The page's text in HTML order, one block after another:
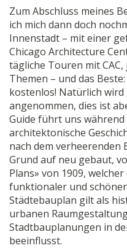
Zum Abschluss meines
ich mich dann doch
Innenstadt – mit einer
Chicago Architecture
tägliche Touren mit
Themen – und das
kostenlos! Natürlich wird
angenommen, dies ist
Guide führt uns
architektonische
nach dem verheerenden
Grund auf neu gebaut,
Plans» von 1909,
funktionaler und
Städtebauplan gilt als
urbanen
Stadtbauplanungen in
beeinflusst.